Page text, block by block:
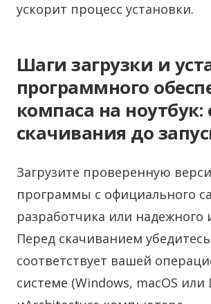
ускорит процесс установки.
Шаги загрузки и
программного
компаса на ноутбук:
скачивания до
Загрузите проверенную
программы с официального
разработчика или надежного
Перед скачиванием
соответствует вашей
системе (Windows, macOS или